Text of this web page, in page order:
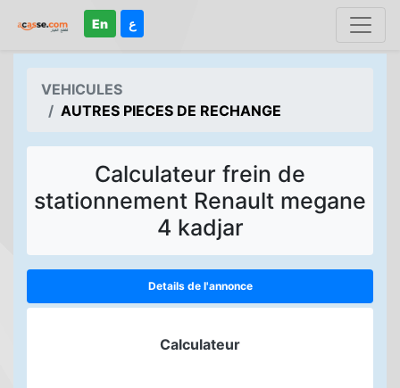
En ع
VEHICULES
AUTRES PIECES DE RECHANGE
Calculateur frein de
stationnement Renault megane
4 kadjar
Details de l'annonce
Calculateur